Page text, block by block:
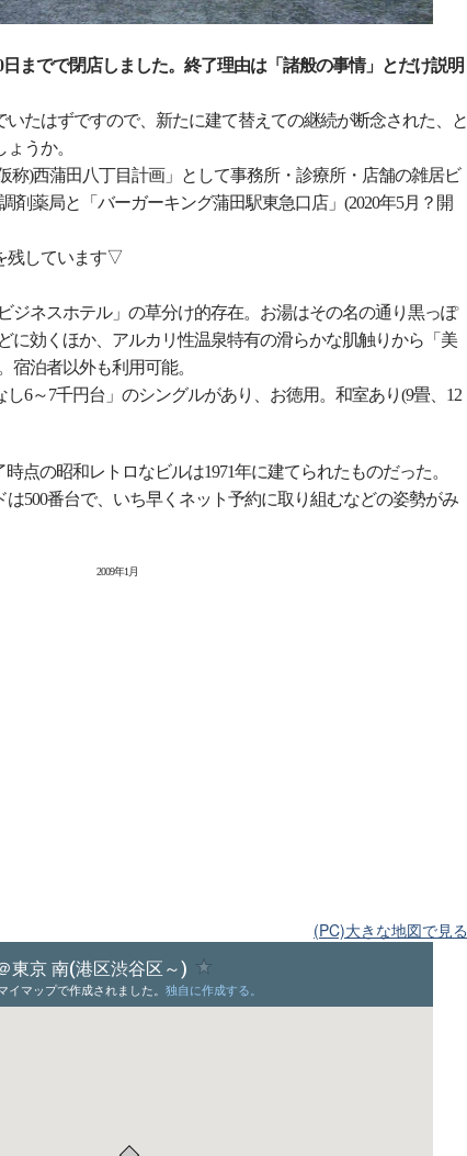
日までで閉店しました。終了理由は「諸般の事情」とだけ説明
たはずですので、新たに建て替えての継続が断念された、と
うか。
称)西蒲田八丁目計画」として事務所・診療所・店舗の雑居ビ
剤薬局と「バーガーキング蒲田駅東急口店」(2020年5月？開
残しています▽
ジネスホテル」の草分け的存在。お湯はその名の通り黒っぽ
に効くほか、アルカリ性温泉特有の滑らかな肌触りから「美
宿泊者以外も利用可能。
6～7千円台」のシングルがあり、お徳用。和室あり(9畳、12
点の昭和レトロなビルは1971年に建てられたものだった。
500番台で、いち早くネット予約に取り組むなどの姿勢がみ
2009年1月
(PC)大きな地図で見る